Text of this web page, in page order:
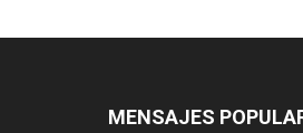
MENSAJES